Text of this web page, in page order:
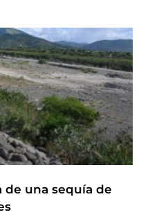
de una sequía de